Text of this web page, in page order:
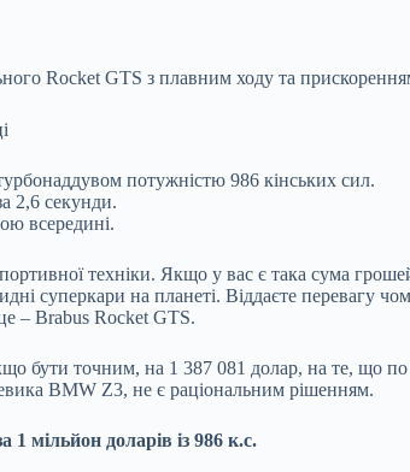
Rocket GTS з плавним ходу та
потужністю 986 кінських сил.
2,6 секунди.
всередині.
техніки. Якщо у вас є така сума
суперкари на планеті. Віддаєте перевагу
– Brabus Rocket GTS.
бути точним, на 1 387 081 долар, на те, що
BMW Z3, не є раціональним рішенням.
мільйон доларів із 986 к.с.